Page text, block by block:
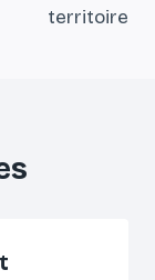
territoire